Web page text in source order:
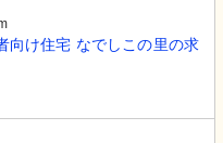
向け住宅 なでしこの里の求